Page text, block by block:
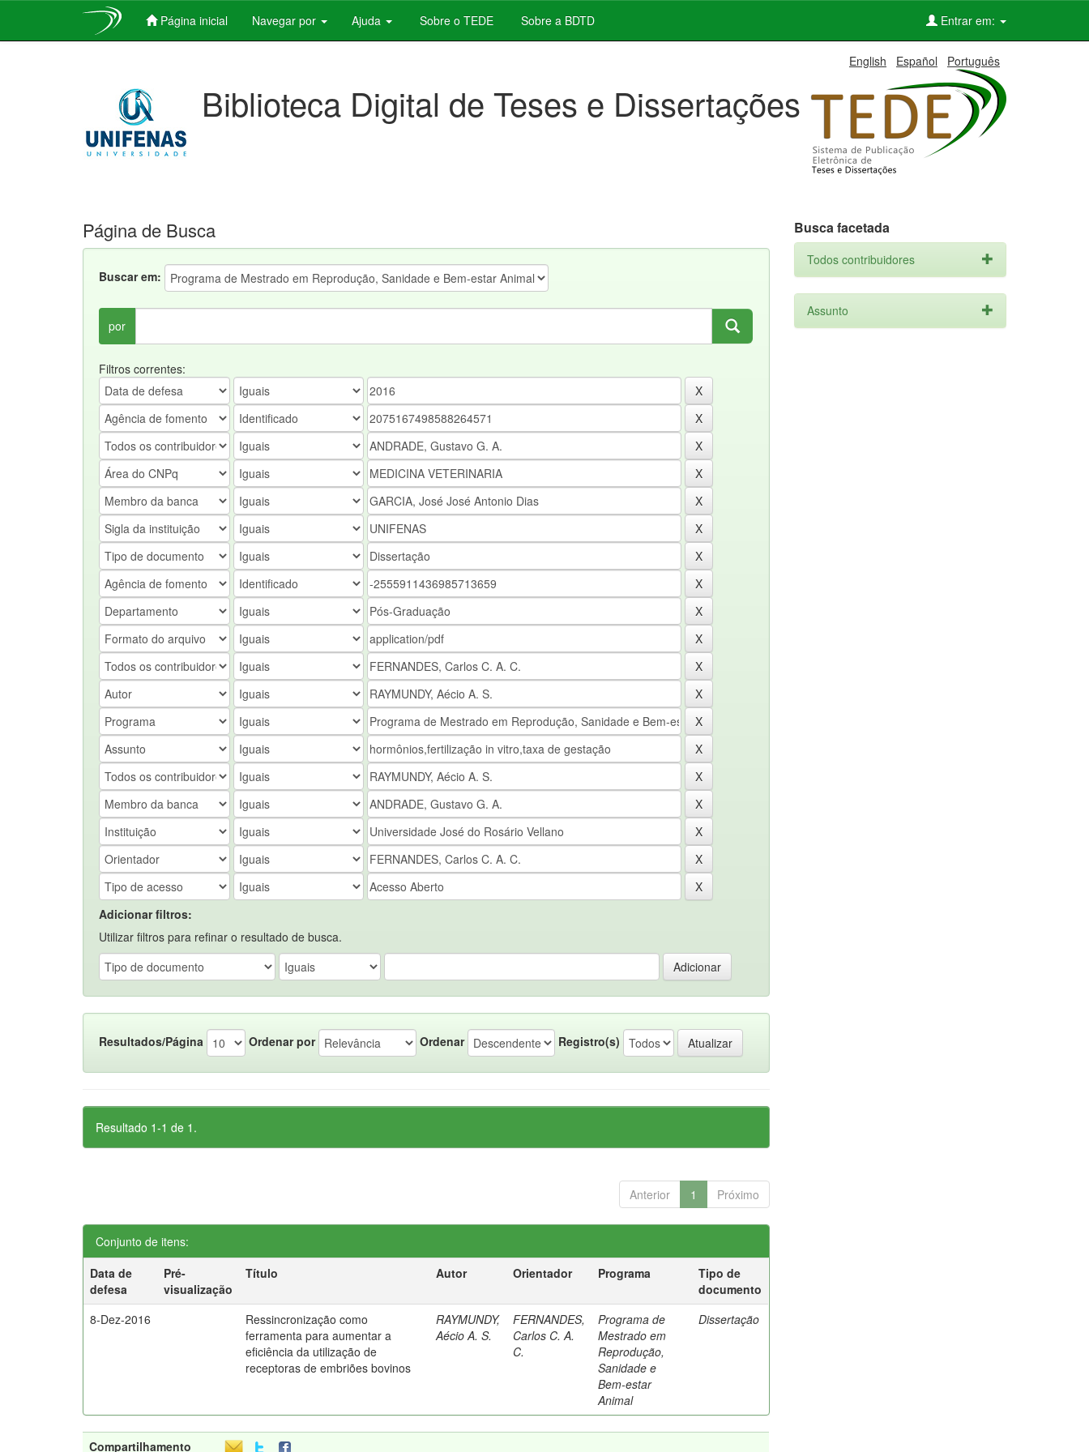
Página inicial Navegar por Ajuda Sobre o TEDE Sobre a BDTD Entrar em:
English Español Português
Biblioteca Digital de Teses e Dissertações
Página de Busca
Buscar em:
por
Filtros correntes:
Adicionar filtros:
Utilizar filtros para refinar o resultado de busca.
Resultados/Página Ordenar por Ordenar Registro(s)
Resultado 1-1 de 1.
Anterior 1 Próximo
Conjunto de itens:
Data de
defesa
Pré-
visualização
Título Autor Orientador Programa
Tipo de
documento
8-Dez-2016
Ressincronização como
ferramenta para aumentar a
eficiência da utilização de
receptoras de embriões bovinos
RAYMUNDY,
Aécio A. S.
FERNANDES,
Carlos C. A.
C.
Programa de
Mestrado em
Reprodução,
Sanidade e
Bem-estar
Animal
Dissertação
Compartilhamento
Busca facetada
Todos contribuidores
Assunto